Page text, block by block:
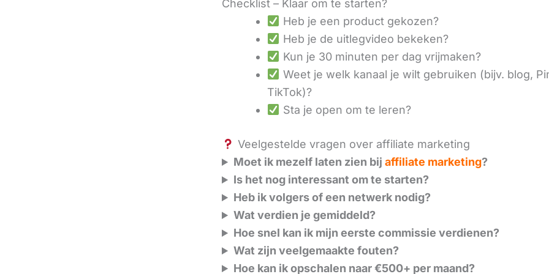
Checklist – Klaar om te starten?
Heb je een product gekozen?
Heb je de uitlegvideo bekeken?
Kun je 30 minuten per dag vrijmaken?
Weet je welk kanaal je wilt gebruiken (bijv. blog,
TikTok)?
Sta je open om te leren?
Veelgestelde vragen over affiliate marketing
Moet ik mezelf laten zien bijaffiliate marketing?
Is het nog interessant om te starten?
Heb ik volgers of een netwerk nodig?
Wat verdien je gemiddeld?
Hoe snel kan ik mijn eerste commissie verdienen?
Wat zijn veelgemaakte fouten?
Hoe kan ik opschalen naar €500+ per maand?